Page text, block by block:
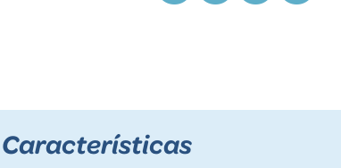
Características